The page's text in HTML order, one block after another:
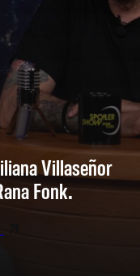
Villaseñor
Fonk.